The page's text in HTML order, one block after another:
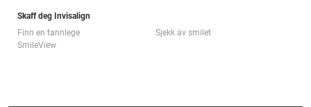
Skaff deg Invisalign
Finn en tannlege
Sjekk av smilet
SmileView